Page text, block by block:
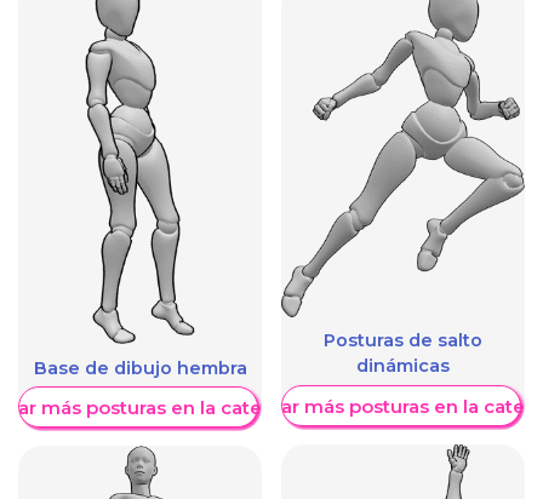
Base de dibujo hembra
más posturas en la categoría
Posturas de salto
dinámicas
Mostrar más posturas en la